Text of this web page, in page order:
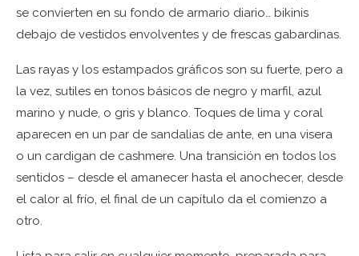
se convierten en su fondo de armario diario… bikinis
debajo de vestidos envolventes y de frescas gabardinas.
Las rayas y los estampados gráficos son su fuerte, pero a
la vez, sutiles en tonos básicos de negro y marfil, azul
marino y nude, o gris y blanco. Toques de lima y coral
aparecen en un par de sandalias de ante, en una visera
o un cardigan de cashmere. Una transición en todos los
sentidos – desde el amanecer hasta el anochecer, desde
el calor al frío, el final de un capítulo da el comienzo a
otro.